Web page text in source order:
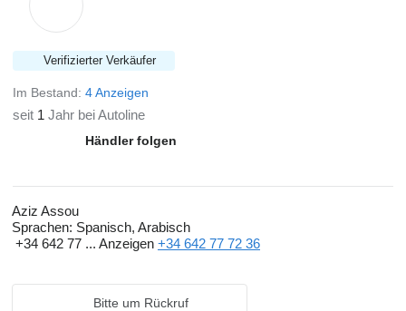
Verifizierter Verkäufer
Im Bestand: 4 Anzeigen
seit 1 Jahr bei Autoline
Händler folgen
Aziz Assou
Sprachen: Spanisch, Arabisch
+34 642 77 ... Anzeigen +34 642 77 72 36
Bitte um Rückruf